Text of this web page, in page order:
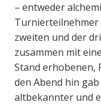
– entweder
Turnierteilnehmer
zweiten und der
zusammen mit
Stand erhobenen,
den Abend hin
altbekannter und